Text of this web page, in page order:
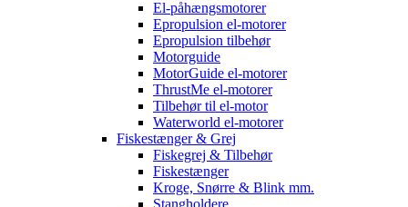
El-påhængsmotorer
Epropulsion el-motorer
Epropulsion tilbehør
Motorguide
MotorGuide el-motorer
ThrustMe el-motorer
Tilbehør til el-motor
Waterworld el-motorer
Fiskestænger & Grej
Fiskegrej & Tilbehør
Fiskestænger
Kroge, Snørre & Blink mm.